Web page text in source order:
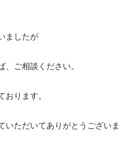
ましたが
ご相談ください。
ります。
いただいてありがとうございま